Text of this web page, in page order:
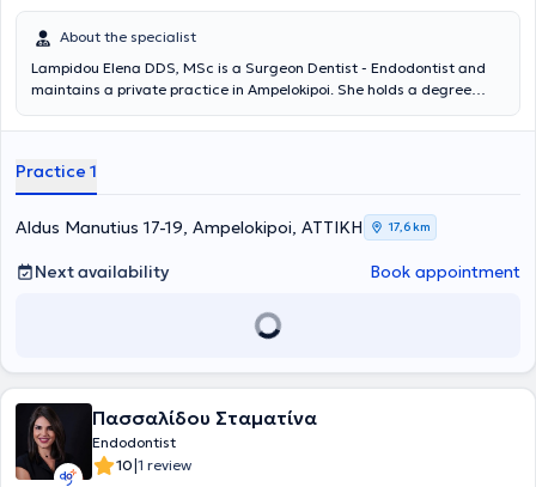
About the specialist
Lampidou Elena DDS, MSc is a Surgeon Dentist - Endodontist and
maintains a private practice in Ampelokipoi. She holds a degree
postgraduate degree in Endodontics from the University of
training in dental prosthetics and facial aesthetics in the United
Kingdom. She possesses extensive and diverse professional
experience, having worked as a surgeon dentist in Greece and the
United Kingdom. Finally, she actively participates in conferences to
stay updated on scientific advancements and new technologies.
Practice 1
Aldus Manutius 17-19, Ampelokipoi, ΑΤΤΙΚΗ 17,6 km
Next availability Book appointment
Πασσαλίδου Σταματίνα
Endodontist
10|1 review